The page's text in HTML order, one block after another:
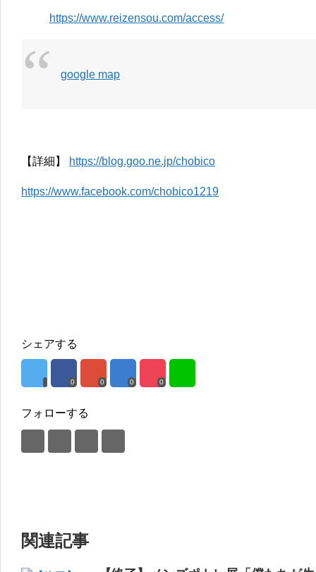
https://www.reizensou.com/access/
google map
【詳細】 https://blog.goo.ne.jp/chobico
https://www.facebook.com/chobico1219
シェアする
0 0 0 0
フォローする
関連記事